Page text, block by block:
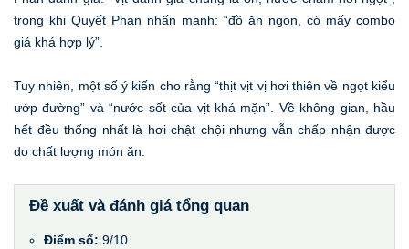
trong khi Quyết Phan nhấn mạnh: “đồ ăn ngon, có mấy combo
giá khá hợp lý”.
Tuy nhiên, một số ý kiến cho rằng “thịt vịt vị hơi thiên về ngọt kiểu
ướp đường” và “nước sốt của vịt khá mặn”. Về không gian, hầu
hết đều thống nhất là hơi chật chội nhưng vẫn chấp nhận được
do chất lượng món ăn.
Đề xuất và đánh giá tổng quan
Điểm số: 9/10